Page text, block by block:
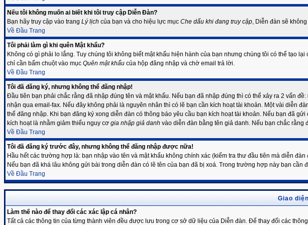
Nếu tôi không muốn ai biết khi tôi truy cập Diễn Đàn?
Bạn hãy truy cập vào trang Lý lịch của bạn và cho hiệu lực mục Che dấu khi đang truy cập, Diễn đàn sẽ
Về Đầu Trang
Tôi phải làm gì khi quên Mật khẩu?
Không có gì phải lo lắng. Tuy chúng tôi không biết mật khẩu hiện hành của bạn nhưng chúng tôi có thể tạo
chỉ cần bấm chuột vào mục Quên mật khẩu của hộp đăng nhập và chờ email trả lời.
Về Đầu Trang
Tôi đã đăng ký, nhưng không thể đăng nhập!
Đầu tiên bạn phải chắc rằng đã nhập đúng tên và mật khẩu. Nếu bạn đã nhập đúng thì có thể xảy ra 2 vấn
nhận qua email-fax. Nếu đây không phải là nguyên nhân thì có lẽ bạn cần kích hoạt tài khoản. Một vài diễn
thể đăng nhập. Khi bạn đăng ký xong diễn đàn có thông báo yêu cầu bạn kích hoạt tài khoản. Nếu bạn đã
kích hoạt là nhằm giảm thiểu nguy cơ gia nhập giả danh vào diễn đàn bằng tên giả danh. Nếu bạn chắc
Về Đầu Trang
Tôi đã đăng ký trước đây, nhưng không thể đăng nhập được nữa!
Hầu hết các trường hợp là: bạn nhập vào tên và mật khẩu không chính xác (kiểm tra thư đầu tiên mà diễn
Nếu bạn đã khá lâu không gửi bài trong diễn đàn có lẽ tên của bạn đã bị xoá. Trong trường hợp này bạn cần
Về Đầu Trang
Giao
Làm thế nào để thay đổi các xác lập cá nhân?
Tất cả các thông tin của từng thành viên đều được lưu trong cơ sở dữ liệu của Diễn đàn. Để thay đổi các